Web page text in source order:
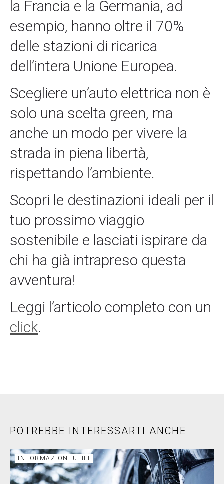
la Francia e la Germania, ad
esempio, hanno oltre il 70%
delle stazioni di ricarica
dell’intera Unione Europea.
Scegliere un’auto elettrica non è
solo una scelta green, ma
anche un modo per vivere la
strada in piena libertà,
rispettando l’ambiente.
Scopri le destinazioni ideali per il
tuo prossimo viaggio
sostenibile e lasciati ispirare da
chi ha già intrapreso questa
avventura!
Leggi l’articolo completo con un
click.
POTREBBE INTERESSARTI ANCHE
INFORMAZIONI UTILI